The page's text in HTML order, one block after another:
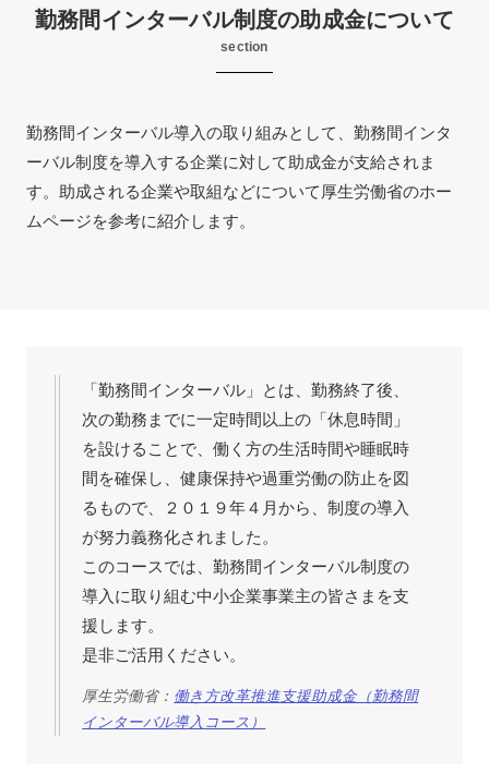
勤務間インターバル制度の助成金について
section
勤務間インターバル導入の取り組みとして、勤務間インタ
ーバル制度を導入する企業に対して助成金が支給されま
す。助成される企業や取組などについて厚生労働省のホー
ムページを参考に紹介します。
「勤務間インターバル」とは、勤務終了後、
次の勤務までに一定時間以上の「休息時間」
を設けることで、働く方の生活時間や睡眠時
間を確保し、健康保持や過重労働の防止を図
るもので、２０１９年４月から、制度の導入
が努力義務化されました。
このコースでは、勤務間インターバル制度の
導入に取り組む中小企業事業主の皆さまを支
援します。
是非ご活用ください。
厚生労働省： 働き方改革推進支援助成金（勤務間
インターバル導入コース）